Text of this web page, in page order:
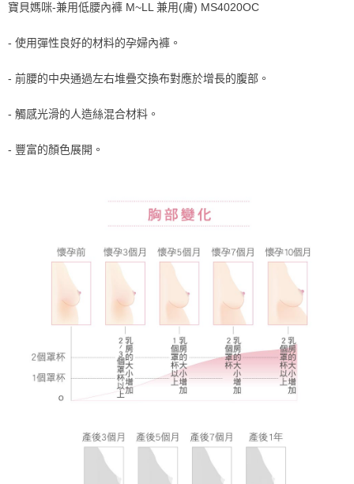
付款後7-11取貨
每筆NT$80，滿NT$1,000(含以上)免運費
每筆NT$80，滿NT$1,000(含以上)免運費
離島
寶貝媽咪-兼用低腰內褲 M~LL 兼用(膚) MS4020OC
- 使用彈性良好的材料的孕婦內褲。
- 前腰的中央通過左右堆疊交換布對應於增長的腹部。
- 觸感光滑的人造絲混合材料。
- 豐富的顏色展開。